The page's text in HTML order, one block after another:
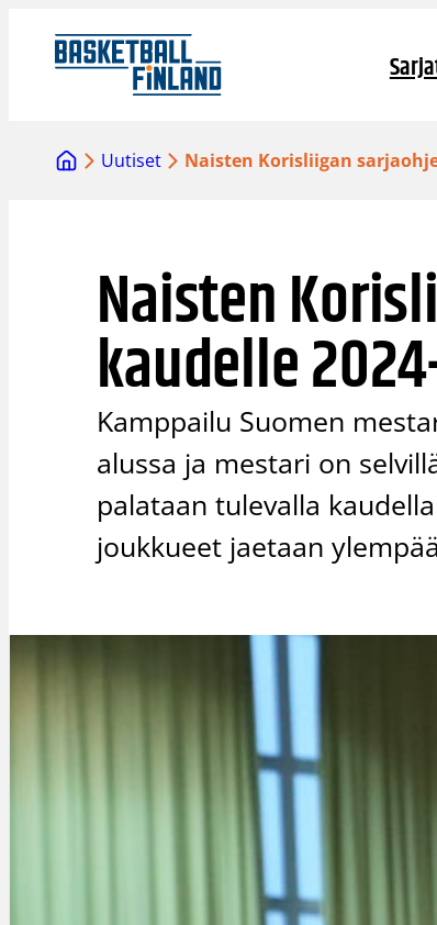
sisältöön
Uutiset Naisten Korisliigan
Naisten
kaudelle
Kamppailu Suomen
alussa ja mestari on
palataan tulevalla
joukkueet jaetaan